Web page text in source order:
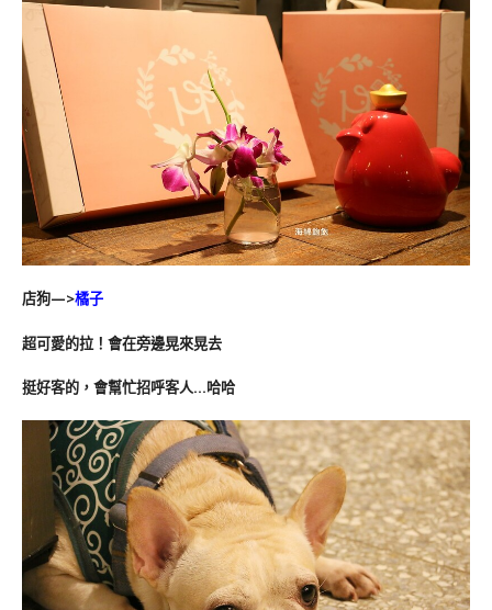
店狗—>橘子
超可愛的拉！會在旁邊晃來晃去
挺好客的，會幫忙招呼客人…哈哈